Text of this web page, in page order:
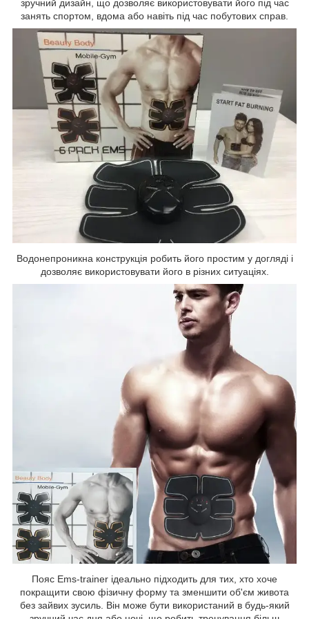
зручний дизайн, що дозволяє використовувати його під час
занять спортом, вдома або навіть під час побутових справ.
Водонепроникна конструкція робить його простим у догляді і
дозволяє використовувати його в різних ситуаціях.
Пояс Ems-trainer ідеально підходить для тих, хто хоче
покращити свою фізичну форму та зменшити об'єм живота
без зайвих зусиль. Він може бути використаний в будь-який